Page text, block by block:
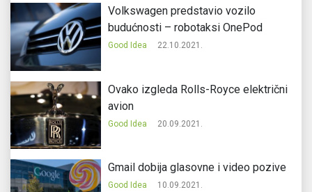
Volkswagen predstavio vozilo
budućnosti – robotaksi OnePod
Good Idea 22.10.2021.
Ovako izgleda Rolls-Royce električni
avion
Good Idea 20.09.2021.
Gmail dobija glasovne i video pozive
Good Idea 10.09.2021.